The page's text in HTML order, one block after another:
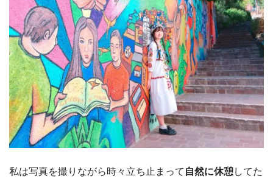
私は写真を撮りながら時々立ち止まって 自然に休憩してた